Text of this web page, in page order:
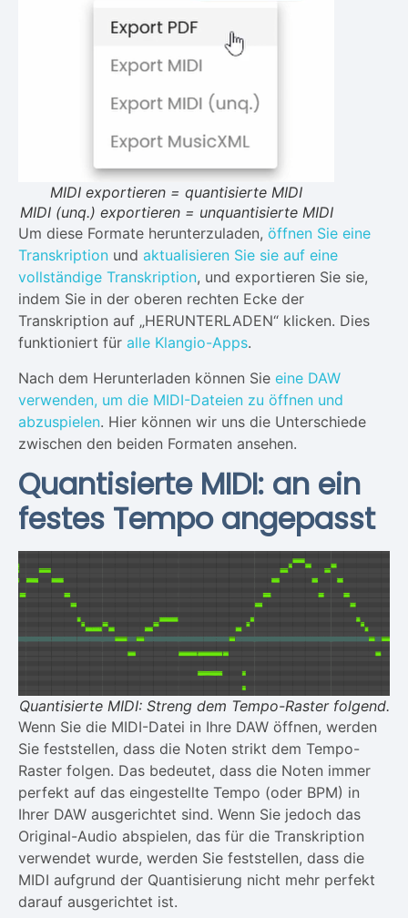
MIDI exportieren = quantisierte MIDI
MIDI (unq.) exportieren = unquantisierte MIDI
Um diese Formate herunterzuladen, öffnen Sie eine
Transkription und aktualisieren Sie sie auf eine
vollständige Transkription, und exportieren Sie sie,
indem Sie in der oberen rechten Ecke der
Transkription auf „HERUNTERLADEN“ klicken. Dies
funktioniert für alle Klangio-Apps.
Nach dem Herunterladen können Sie eine DAW
verwenden, um die MIDI-Dateien zu öffnen und
abzuspielen. Hier können wir uns die Unterschiede
zwischen den beiden Formaten ansehen.
Quantisierte MIDI: an ein
festes Tempo angepasst
Quantisierte MIDI: Streng dem Tempo-Raster folgend.
Wenn Sie die MIDI-Datei in Ihre DAW öffnen, werden
Sie feststellen, dass die Noten strikt dem Tempo-
Raster folgen. Das bedeutet, dass die Noten immer
perfekt auf das eingestellte Tempo (oder BPM) in
Ihrer DAW ausgerichtet sind. Wenn Sie jedoch das
Original-Audio abspielen, das für die Transkription
verwendet wurde, werden Sie feststellen, dass die
MIDI aufgrund der Quantisierung nicht mehr perfekt
darauf ausgerichtet ist.